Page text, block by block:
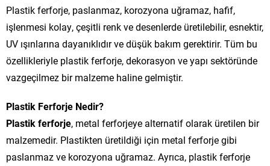
Plastik ferforje, paslanmaz, korozyona uğramaz, hafif,
işlenmesi kolay, çeşitli renk ve desenlerde üretilebilir, esnektir,
UV ışınlarına dayanıklıdır ve düşük bakım gerektirir. Tüm bu
özellikleriyle plastik ferforje, dekorasyon ve yapı sektöründe
vazgeçilmez bir malzeme haline gelmiştir.
Plastik Ferforje Nedir?
Plastik ferforje, metal ferforjeye alternatif olarak üretilen bir
malzemedir. Plastikten üretildiği için metal ferforje gibi
paslanmaz ve korozyona uğramaz. Ayrıca, plastik ferforje